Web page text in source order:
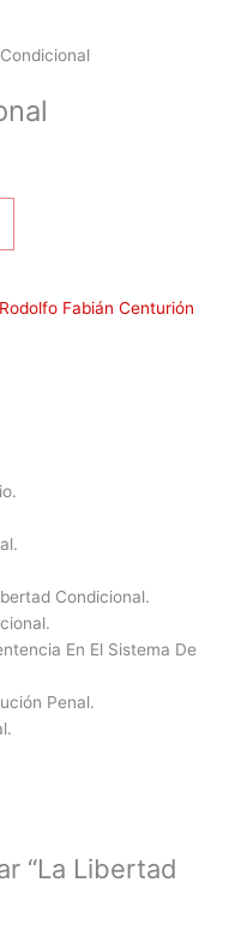
Rodolfo Fabián Centurión
Condicional.
En El Sistema De
Penal.
“La Libertad